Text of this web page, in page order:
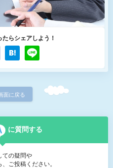
らシェアしよう！
面に戻る
に質問する
ての疑問や
ご投稿ください。